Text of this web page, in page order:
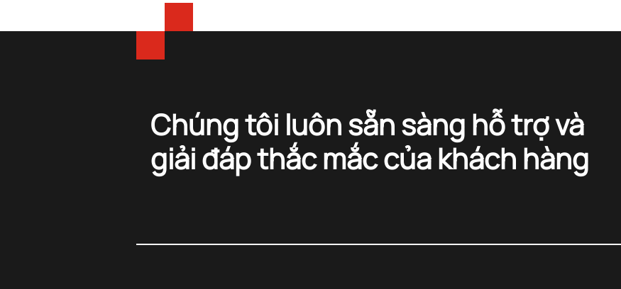
Chúng tôi luôn sẵn sàng hỗ trợ và
giải đáp thắc mắc của khách hàng